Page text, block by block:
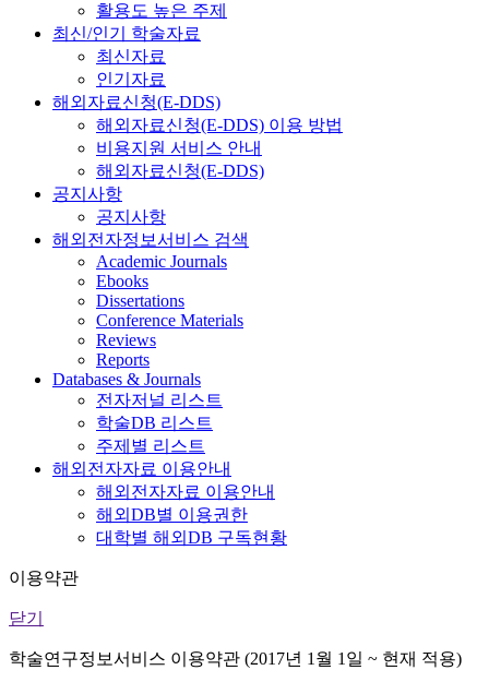
활용도 높은 주제
최신/인기 학술자료
최신자료
인기자료
해외자료신청(E-DDS)
해외자료신청(E-DDS) 이용 방법
비용지원 서비스 안내
해외자료신청(E-DDS)
공지사항
공지사항
해외전자정보서비스 검색
Academic Journals
Ebooks
Dissertations
Conference Materials
Reviews
Reports
Databases & Journals
전자저널 리스트
학술DB 리스트
주제별 리스트
해외전자자료 이용안내
해외전자자료 이용안내
해외DB별 이용권한
대학별 해외DB 구독현황
이용약관
닫기
학술연구정보서비스 이용약관 (2017년 1월 1일 ~ 현재 적용)